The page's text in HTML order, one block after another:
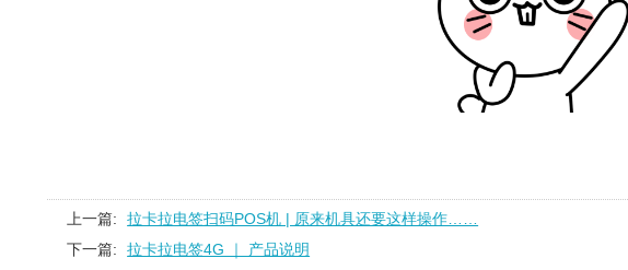
上一篇:
拉卡拉电签扫码POS机 | 原来机具还要这样操作……
下一篇:
拉卡拉电签4G ｜ 产品说明